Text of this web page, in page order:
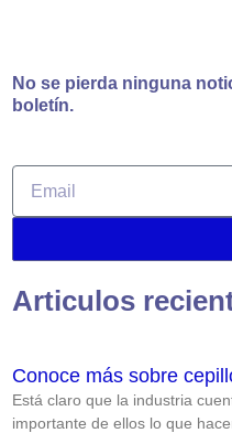
No se pierda ninguna
boletín.
Articulos
Conoce más sobre
Está claro que la industria
importante de ellos lo que